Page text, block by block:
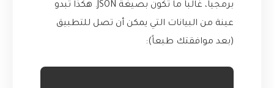
برمجياً، غالباً ما تكون بصيغة JSON. هكذا تبدو
عينة من البيانات التي يمكن أن تصل للتطبيق
(بعد موافقتك طبعاً):